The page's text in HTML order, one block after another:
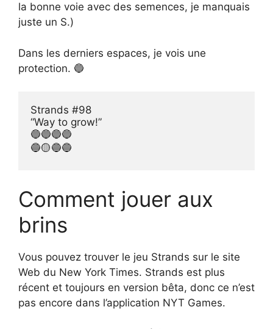
la bonne voie avec des semences, je manquais
juste un S.)
Dans les derniers espaces, je vois une
protection. 🔵
Strands #98
“Way to grow!”
🔵🔵🔵🔵
🔵🟡🔵🔵
Comment jouer aux
brins
Vous pouvez trouver le jeu Strands sur le site
Web du New York Times. Strands est plus
récent et toujours en version bêta, donc ce n’est
pas encore dans l’application NYT Games.